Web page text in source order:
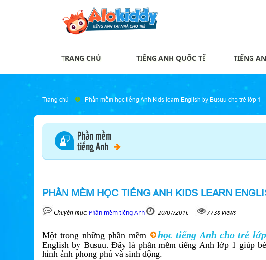
TRANG CHỦ TIẾNG ANH QUỐC TẾ TIẾNG
Trang chủ Phần mềm học tiếng Anh Kids learn English by Busuu cho trẻ lớp 1
Phần mềm
tiếng Anh
PHẦN MỀM HỌC TIẾNG ANH KIDS LEARN
Chuyên mục: Phần mềm tiếng Anh 20/07/2016 7738 views
Một trong những phần mềm học tiếng Anh cho trẻ
English by Busuu. Đây là phần mềm tiếng Anh lớp 1 giúp
hình ảnh phong phú và sinh động.